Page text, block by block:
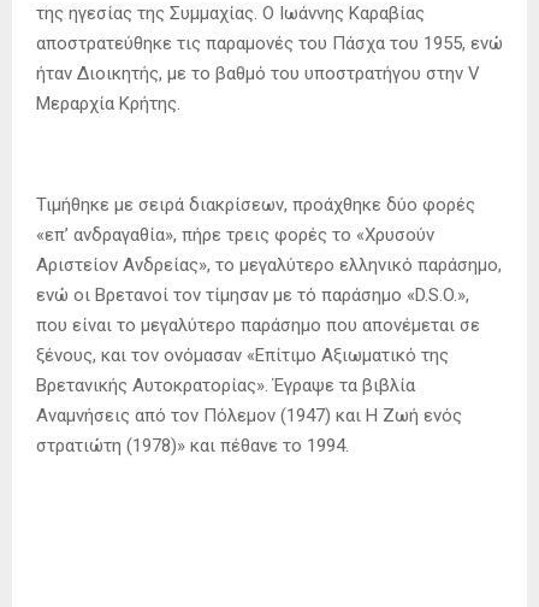
της ηγεσίας της Συμμαχίας. Ο Ιωάννης Καραβίας
αποστρατεύθηκε τις παραμονές του Πάσχα του 1955, ενώ
ήταν Διοικητής, με το βαθμό του υποστρατήγου στην V
Μεραρχία Κρήτης.
Τιμήθηκε με σειρά διακρίσεων, προάχθηκε δύο φορές
«επ’ ανδραγαθία», πήρε τρεις φορές το «Χρυσούν
Αριστείον Ανδρείας», το μεγαλύτερο ελληνικό παράσημο,
ενώ οι Βρετανοί τον τίμησαν με τό παράσημο «D.S.O.»,
που είναι το μεγαλύτερο παράσημο που απονέμεται σε
ξένους, και τον ονόμασαν «Επίτιμο Αξιωματικό της
Βρετανικής Αυτοκρατορίας». Έγραψε τα βιβλία
Αναμνήσεις από τον Πόλεμον (1947) και Η Ζωή ενός
στρατιώτη (1978)» και πέθανε το 1994.